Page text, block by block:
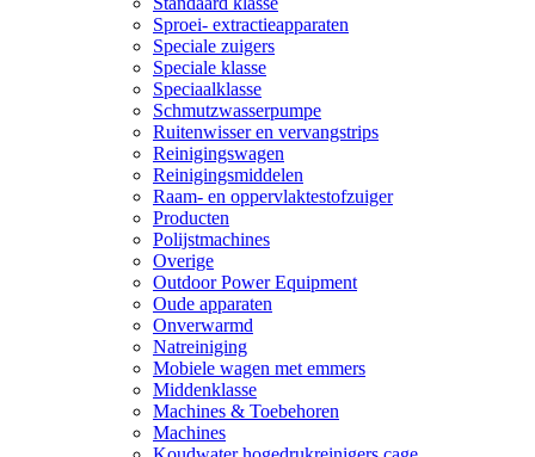
Sproei- extractieapparaten
Speciale zuigers
Speciale klasse
Speciaalklasse
Schmutzwasserpumpe
Ruitenwisser en vervangstrips
Reinigingswagen
Reinigingsmiddelen
Raam- en oppervlaktestofzuiger
Producten
Polijstmachines
Overige
Outdoor Power Equipment
Oude apparaten
Onverwarmd
Natreiniging
Mobiele wagen met emmers
Middenklasse
Machines & Toebehoren
Machines